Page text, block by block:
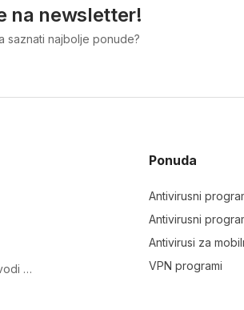
na newsletter!
saznati najbolje ponude?
…
Ponuda
Antivirusni
Antivirusni
Antivirusi za
VPN programi